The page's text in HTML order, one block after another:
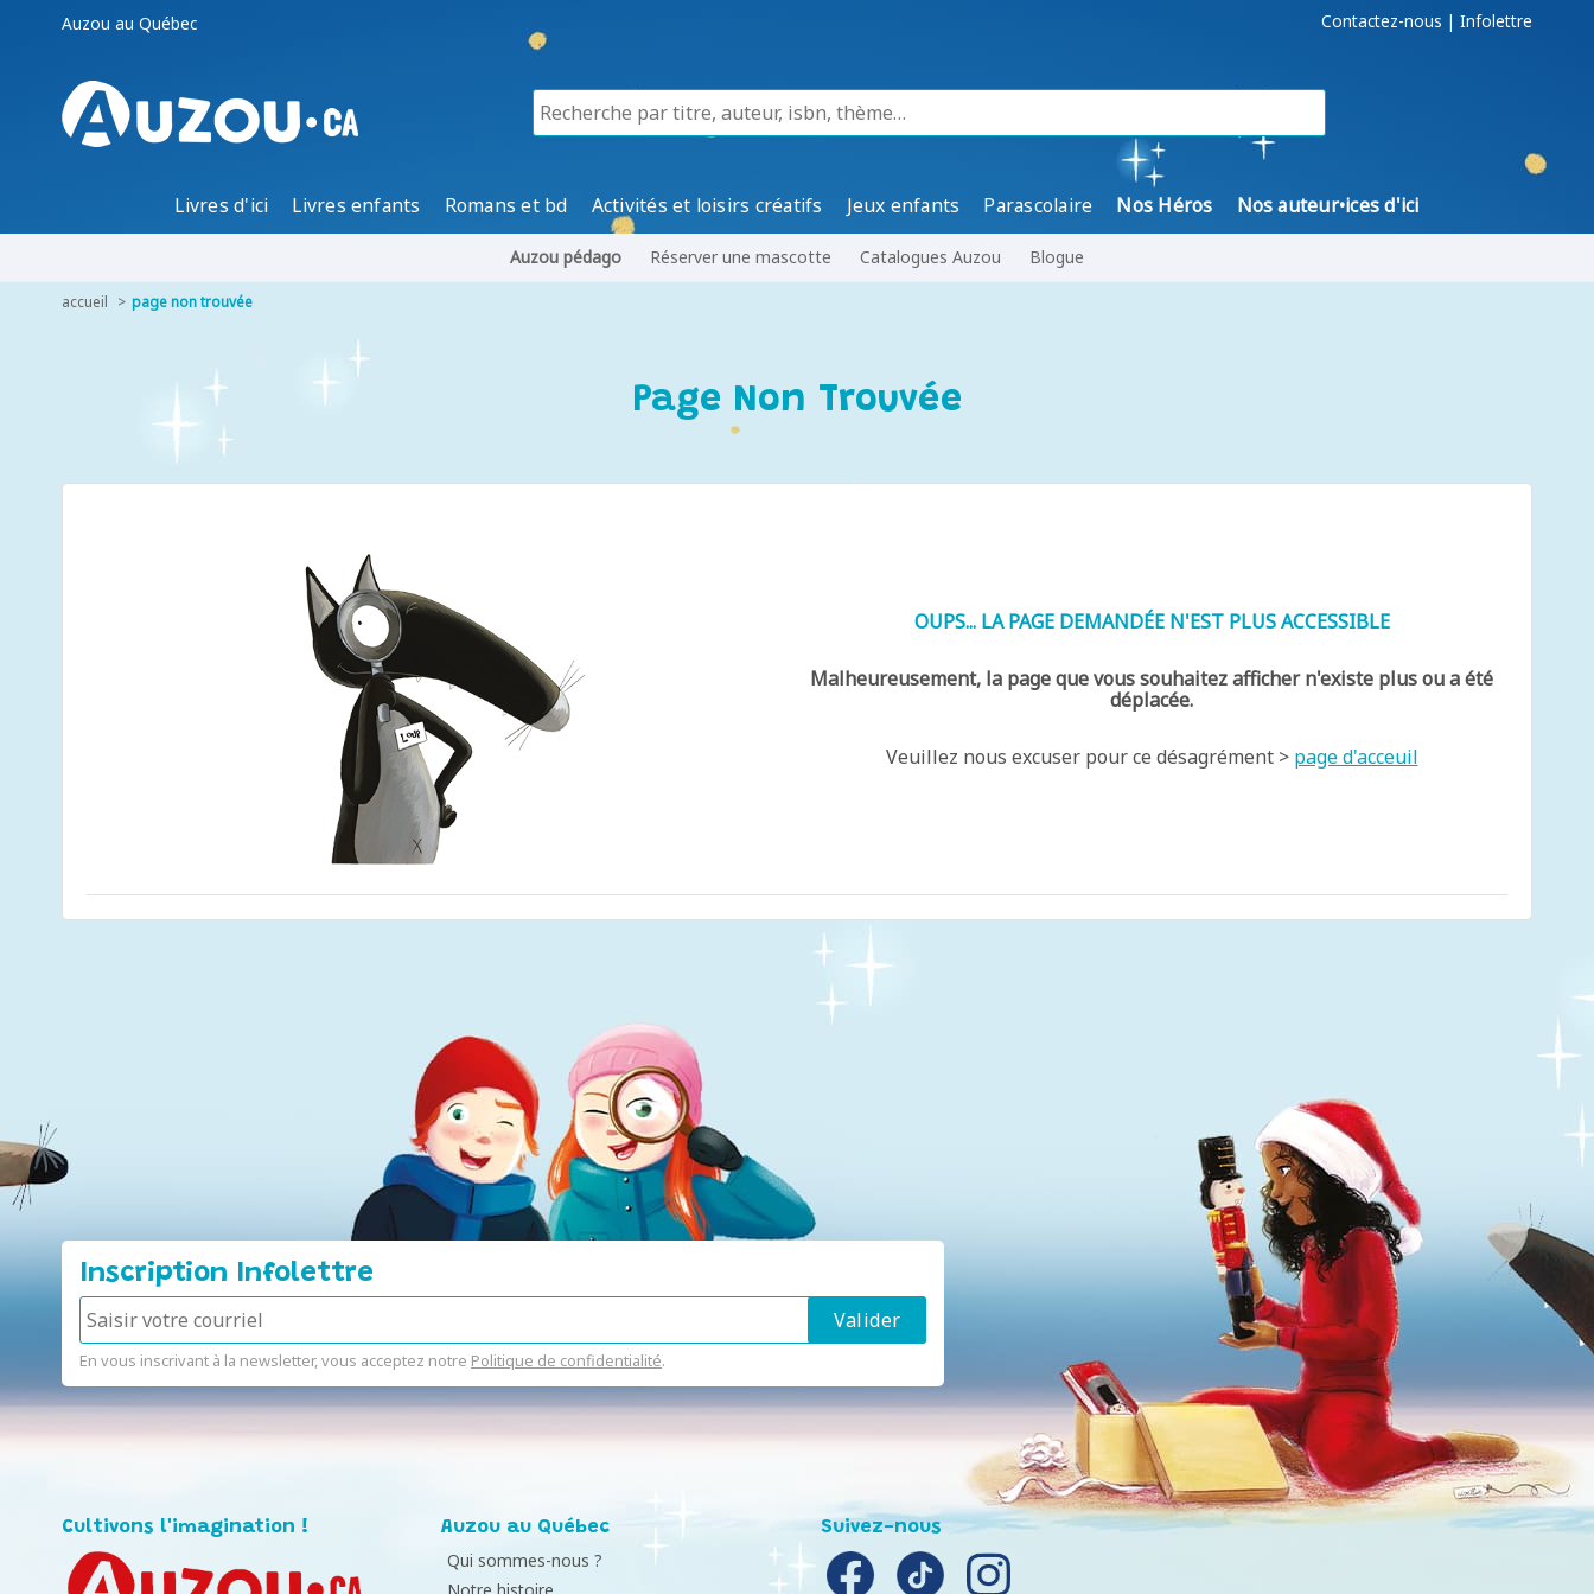
Auzou au Québec Contactez-nous | Infolettre
Livres d'ici Livres enfants Romans et bd Activités et loisirs créatifs Jeux enfants Parascolaire Nos Héros Nos auteur•ices d'ici
Auzou pédago Réserver une mascotte Catalogues Auzou Blogue
accueil page non trouvée
Page Non Trouvée
OUPS... LA PAGE DEMANDÉE N'EST PLUS ACCESSIBLE
Malheureusement, la page que vous souhaitez afficher n'existe plus ou a été
déplacée.
Veuillez nous excuser pour ce désagrément > page d'acceuil
Inscription Infolettre
En vous inscrivant à la newsletter, vous acceptez notre Politique de confidentialité.
Cultivons l'imagination ! Auzou au Québec
Qui sommes-nous ?
Suivez-nous